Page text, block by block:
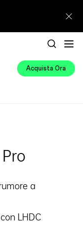
Acquista Ora
a
LHDC